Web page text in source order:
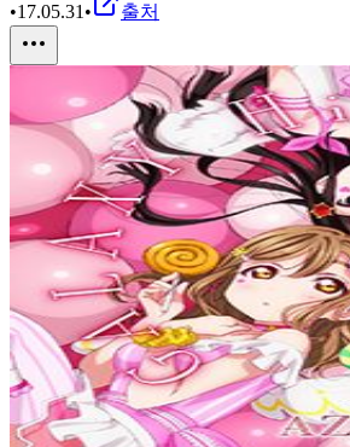
•17.05.31 • 출처